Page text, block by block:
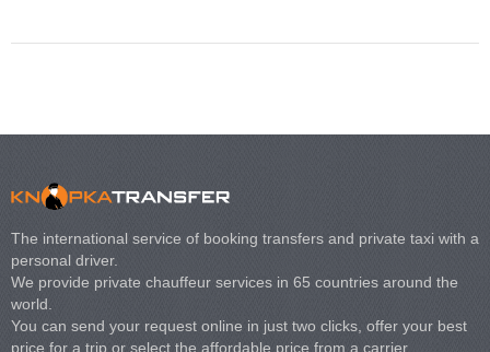
The international service of booking transfers and private taxi with a
personal driver.
We provide private chauffeur services in 65 countries around the
world.
You can send your request online in just two clicks, offer your best
price for a trip or select the affordable price from a carrier.